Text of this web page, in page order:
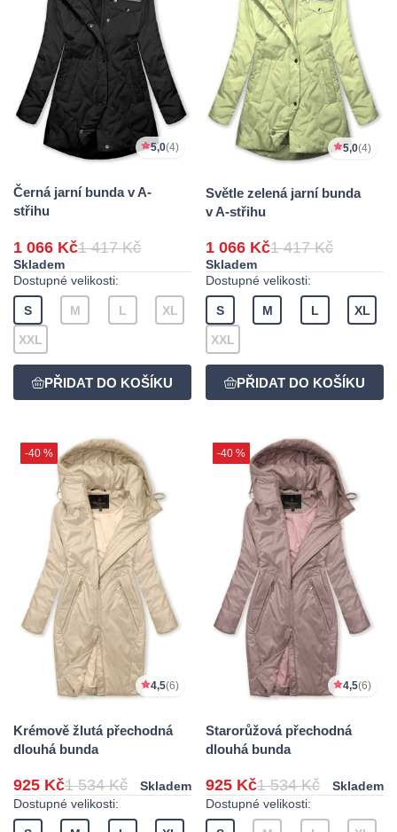
5,0(4)
Černá jarní bunda v A-
střihu
1 066 Kč1 417 Kč
Skladem
Dostupné velikosti:
S M L XL
XXL
5,0(4)
Světle zelená jarní bunda
v A-střihu
1 066 Kč1 417 Kč
Skladem
Dostupné velikosti:
S M L XL
XXL
-40 %
4,5(6)
Krémově žlutá přechodná
dlouhá bunda
925 Kč1 534 Kč
Skladem
Dostupné velikosti:
-40 %
4,5(6)
Starorůžová přechodná
dlouhá bunda
925 Kč1 534 Kč
Skladem
Dostupné velikosti: